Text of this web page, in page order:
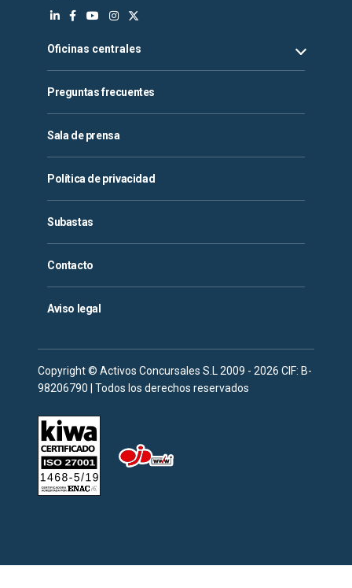
Oficinas centrales
Preguntas frecuentes
Sala de prensa
Política de privacidad
Subastas
Contacto
Aviso legal
Copyright © Activos Concursales S.L 2009 - 2026 CIF: B-
98206790 | Todos los derechos reservados